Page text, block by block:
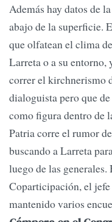
Además hay datos de
abajo de la superficie.
que olfatean el clima
Larreta o a su entorno,
correr el kirchnerismo
dialoguista pero que
como figura dentro de
Patria corre el rumor
buscando a Larreta
luego de las
Coparticipación, el
mantenido varios